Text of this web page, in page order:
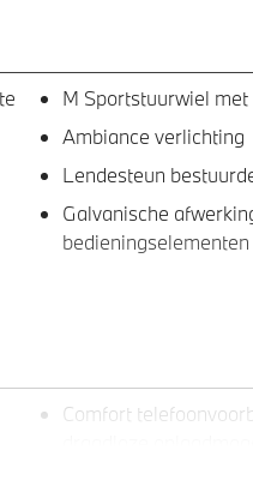
M Sportstuurwiel
Ambiance verlichting
Lendesteun
Galvanische
bedieningselementen
Comfort